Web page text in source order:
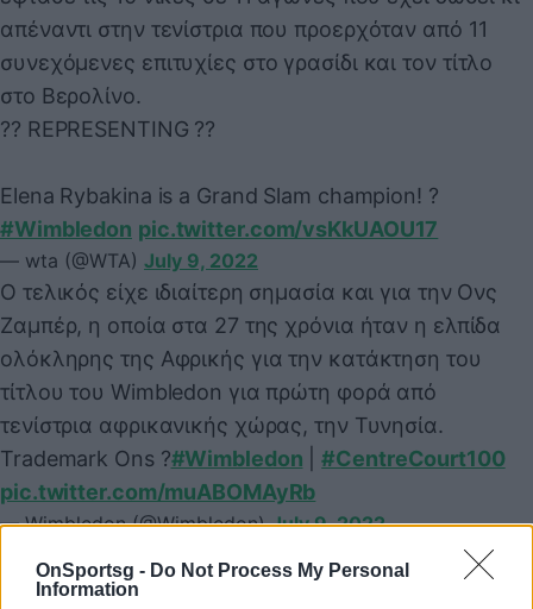
OnSportsg - Do Not Process My Personal
Information
απέναντι στην τενίστρια που προερχόταν από 11
συνεχόμενες επιτυχίες στο γρασίδι και τον τίτλο
στο Βερολίνο.
?? REPRESENTING ??
Elena Rybakina is a Grand Slam champion! ?
#Wimbledon pic.twitter.com/vsKkUAOU17
— wta (@WTA) July 9, 2022
Ο τελικός είχε ιδιαίτερη σημασία και για την Ονς
Ζαμπέρ, η οποία στα 27 της χρόνια ήταν η ελπίδα
ολόκληρης της Αφρικής για την κατάκτηση του
τίτλου του Wimbledon για πρώτη φορά από
τενίστρια αφρικανικής χώρας, την Τυνησία.
Trademark Ons ​?​#Wimbledon |#CentreCourt100
pic.twitter.com/muABOMAyRb
— Wimbledon (@Wimbledon)July 9, 2022
Πριν λίγες ώρες η Ζαμπέρ έγινε η δεύτερη τενίστρια
από την Αφρική και η πρώτη στην Open Era του